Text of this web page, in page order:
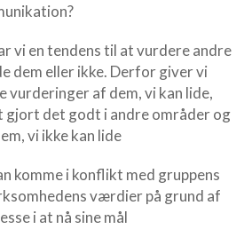
vi en tendens til at vurdere andre
dem eller ikke. Derfor giver vi
af dem, vi kan lide,
gjort det godt i andre områder og
vi ikke kan lide
komme i konflikt med gruppens
værdier på grund af
i at nå sine mål